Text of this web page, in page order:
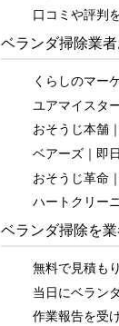
口コミや評判
ベランダ掃除業
くらしのマー
ユアマイスタ
おそうじ本舗
ベアーズ｜即
おそうじ革命
ハートクリー
ベランダ掃除を
無料で見積も
当日にベラン
作業報告を受